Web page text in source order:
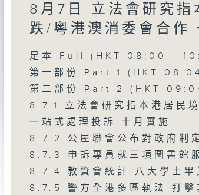
8月7日 立法會研究指
跌/粵港澳消委會合作
足本 Full (HKT 08:00 -
第一部份 Part 1 (HKT
第二部份 Part 2 (HKT
8.7.1 立法會研究指本港居民
一站式處理投訴 十月實施
8.7.2 公屋聯會公布對政府制
8.7.3 申訴專員就三項圖書館
8.7.4 教資會統計 八大學士
8.7.5 警方全港多區執法 打擊